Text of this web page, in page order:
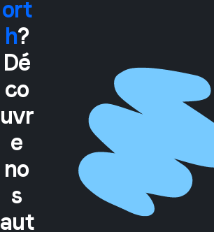
ort
h?
Dé
co
uvr
e
no
s
aut